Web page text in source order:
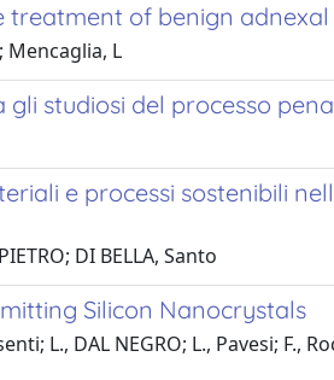
treatment of benign adnexal
Mencaglia, L
studiosi del processo
e processi sostenibili
DI BELLA, Santo
Silicon Nanocrystals
L., DAL NEGRO; L., Pavesi; F.,